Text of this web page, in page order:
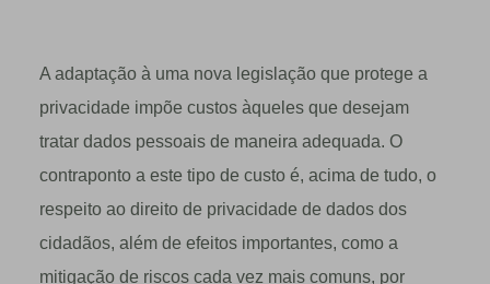
A adaptação à uma nova legislação que protege a
privacidade impõe custos àqueles que desejam
tratar dados pessoais de maneira adequada. O
contraponto a este tipo de custo é, acima de tudo, o
respeito ao direito de privacidade de dados dos
cidadãos, além de efeitos importantes, como a
mitigação de riscos cada vez mais comuns, por